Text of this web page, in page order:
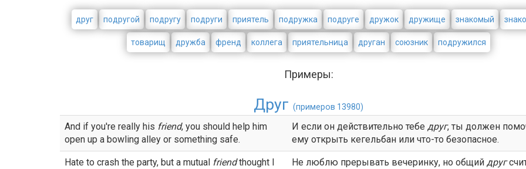
друг подругой подругу подруги приятель подружка подруге дружок дружище знакомый
товарищ дружба френд коллега приятельница друган союзник подружился
Примеры:
Друг(примеров 13980)
And if you're really his friend, you should help him
open up a bowling alley or something safe.
И если он действительно тебе друг, ты должен
ему открыть кегельбан или что-то безопасное.
Hate to crash the party, but a mutual friendthought I
Не люблю прерывать вечеринку, но общий друг